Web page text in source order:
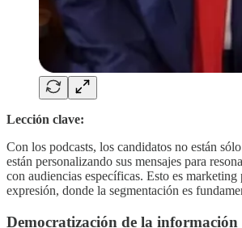
Lección clave:
Con los podcasts, los candidatos no están
están personalizando sus mensajes para
con audiencias específicas. Esto es
expresión, donde la segmentación es
Democratización de la información